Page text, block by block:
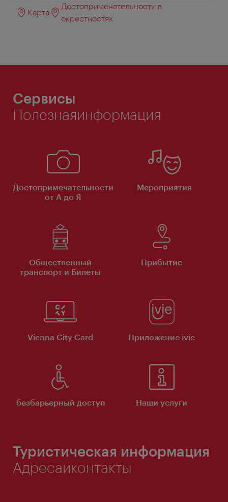
Карта
Достопримечательности в
окрестностях
Сервисы
Полезнаяинформация
Достопримечательности
от А до Я
Мероприятия
Общественный
транспорт и Билеты
Прибытие
Vienna City Card Приложение ivie
безбарьерный доступ Наши услуги
Туристическая информация
Адресаиконтакты